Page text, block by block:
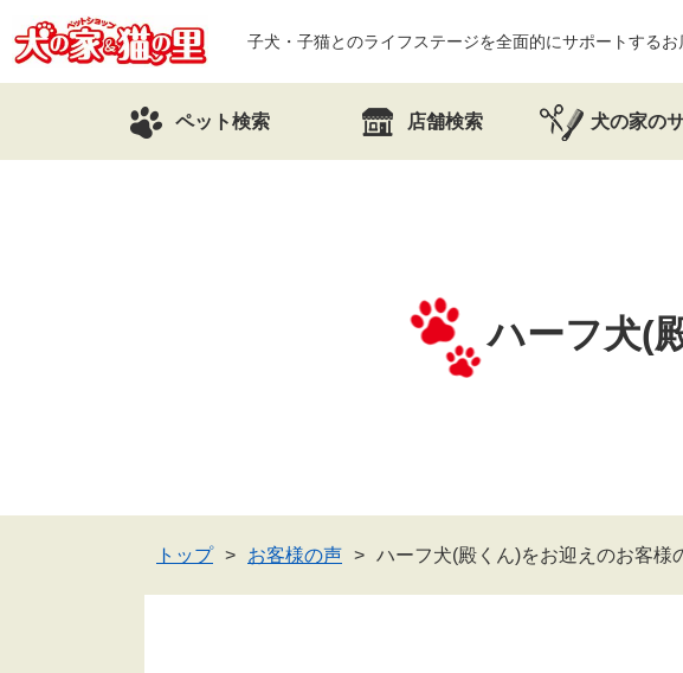
子犬・子猫とのライフステージを全面的にサポートするお
ペット検索 店舗検索 犬の家の
ハーフ犬(
トップ お客様の声 ハーフ犬(殿くん)をお迎えのお客様